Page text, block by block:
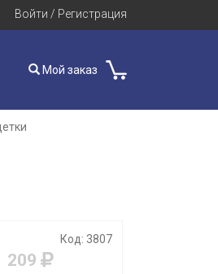
Войти / Регистрация
Мой заказ
Код: 3807
209